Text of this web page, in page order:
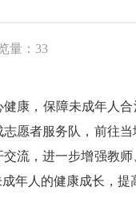
量： 33
，保障未成年人合
愿者服务队，前往
流，进一步增强教
年人的健康成长，